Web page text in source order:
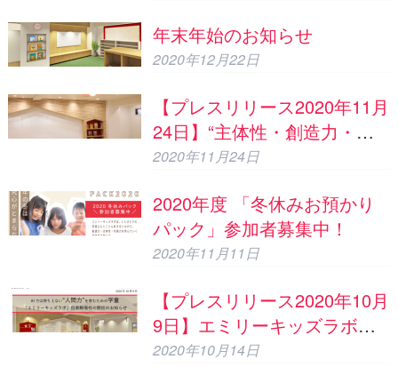
年末年始のお知らせ
2020年12月22日
【プレスリリース2020年11月
24日】“主体性・創造力・共
感力”を育むための学童「エ
校での体験会/説明会のお知ら
せ
2020年11月24日
2020年度 「冬休みお預かり
パック」参加者募集中！
2020年11月11日
【プレスリリース2020年10月
9日】エミリーキッズラボ目
黒駒場校の開校のご案内
2020年10月14日